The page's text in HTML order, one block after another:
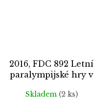
2016, FDC 892 Letní
paralympijské hry v
Skladem (2 ks)